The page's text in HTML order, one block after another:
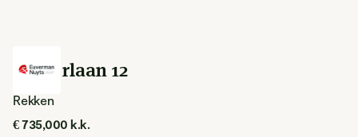
Kalverlaan 12
Rekken
€ 735,000 k.k.